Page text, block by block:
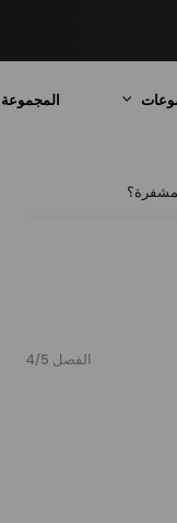
المجموعة
الفصل 4/5